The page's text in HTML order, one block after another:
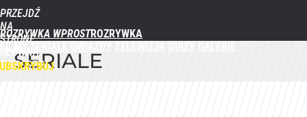
PRZEJDŹ
NA
STRONĘ
GŁÓWNĄ
WPROST.PL
ROZRYWKA WPROST
SERIALE